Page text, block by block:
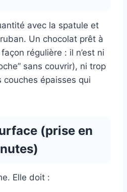
avec la spatule et
Un chocolat prêt à
régulière : il n’est ni
sans couvrir), ni trop
épaisses qui
(prise en
Elle doit :